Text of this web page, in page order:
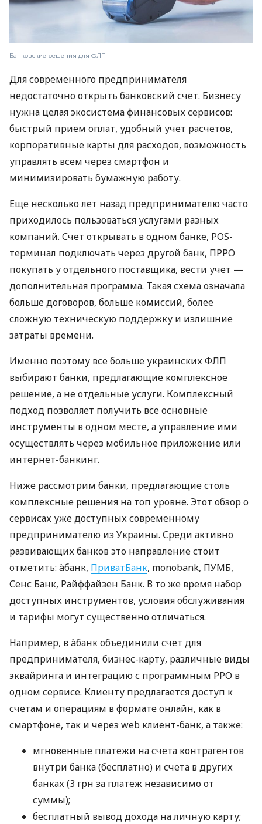
Банковские решения для ФЛП
Для современного предпринимателя
недостаточно открыть банковский счет. Бизнесу
нужна целая экосистема финансовых сервисов:
быстрый прием оплат, удобный учет расчетов,
корпоративные карты для расходов, возможность
управлять всем через смартфон и
минимизировать бумажную работу.
Еще несколько лет назад предпринимателю часто
приходилось пользоваться услугами разных
компаний. Счет открывать в одном банке, POS-
терминал подключать через другой банк, ПРРО
покупать у отдельного поставщика, вести учет —
дополнительная программа. Такая схема означала
больше договоров, больше комиссий, более
сложную техническую поддержку и излишние
затраты времени.
Именно поэтому все больше украинских ФЛП
выбирают банки, предлагающие комплексное
решение, а не отдельные услуги. Комплексный
подход позволяет получить все основные
инструменты в одном месте, а управление ими
осуществлять через мобильное приложение или
интернет-банкинг.
Ниже рассмотрим банки, предлагающие столь
комплексные решения на топ уровне. Этот обзор о
сервисах уже доступных современному
предпринимателю из Украины. Среди активно
развивающих банков это направление стоит
отметить: àбанк, ПриватБанк, monobank, ПУМБ,
Сенс Банк, Райффайзен Банк. В то же время набор
доступных инструментов, условия обслуживания
и тарифы могут существенно отличаться.
Например, в àбанк объединили счет для
предпринимателя, бизнес-карту, различные виды
эквайринга и интеграцию с программным РРО в
одном сервисе. Клиенту предлагается доступ к
счетам и операциям в формате онлайн, как в
смартфоне, так и через web клиент-банк, а также:
мгновенные платежи на счета контрагентов
внутри банка (бесплатно) и счета в других
банках (3 грн за платеж независимо от
суммы);
бесплатный вывод дохода на личную карту;